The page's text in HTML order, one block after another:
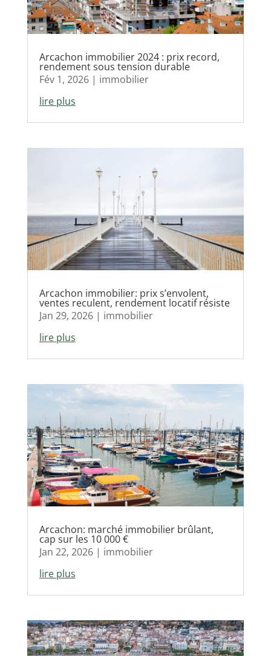
Arcachon immobilier 2024 : prix record,
rendement sous tension durable
Fév 1, 2026| immobilier
lire plus
Arcachon immobilier: prix s’envolent,
ventes reculent, rendement locatif résiste
Jan 29, 2026| immobilier
lire plus
Arcachon: marché immobilier brûlant,
cap sur les 10 000 €
Jan 22, 2026| immobilier
lire plus